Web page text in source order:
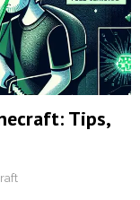
Tips,